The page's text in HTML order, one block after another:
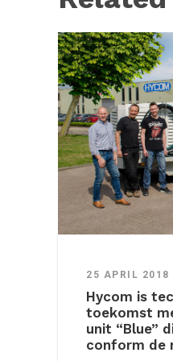
25 APRIL 2018
Hycom is
toekomst
unit “Blue”
conform de